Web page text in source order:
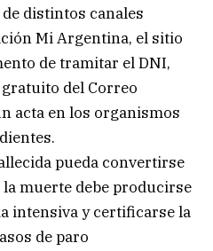
distintos canales
Mi Argentina, el sitio
de tramitar el DNI,
del Correo
acta en los organismos
pueda convertirse
muerte debe producirse
intensiva y certificarse la
de paro